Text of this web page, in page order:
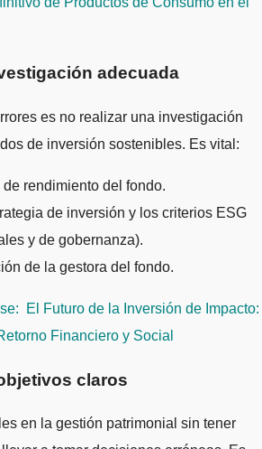
adecuada
es no realizar una investigación
de inversión sostenibles. Es vital:
rendimiento del fondo.
de inversión y los criterios ESG
y de gobernanza).
de la gestora del fondo.
El Futuro de la Inversión de Impacto:
Financiero y Social
claros
en la gestión patrimonial sin tener